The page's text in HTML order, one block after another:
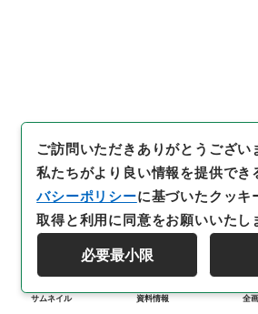
サムネイル 資料情報 全
ご訪問いただきありがとうござい
私たちがより良い情報を提供でき
バシーポリシーに基づいたクッ
取得と利用に同意をお願いいたし
必要最小限